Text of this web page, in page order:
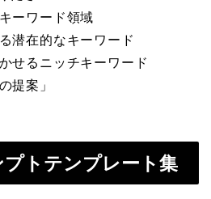
ーワード領域
潜在的なキーワード
せるニッチキーワード
提案」
トテンプレート集